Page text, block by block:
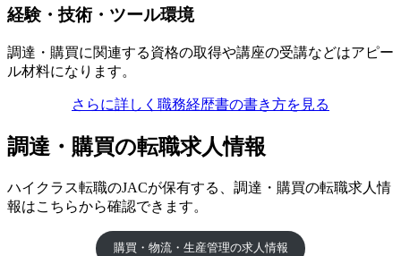
経験・技術・ツール環境
調達・購買に関連する資格の取得や講座の受講などはアピー
ル材料になります。
さらに詳しく職務経歴書の書き方を見る
調達・購買の転職求人情報
ハイクラス転職のJACが保有する、調達・購買の転職求人情
報はこちらから確認できます。
購買・物流・生産管理の求人情報